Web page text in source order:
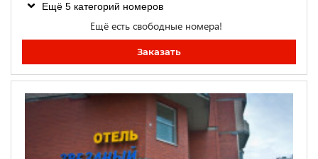
Ещё 5 категорий номеров
Ещё есть свободные номера!
Заказать